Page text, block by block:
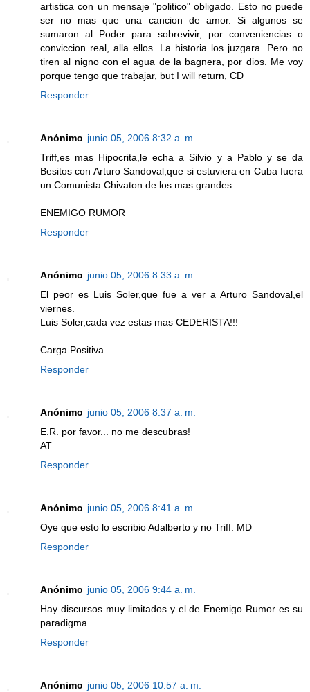
artistica con un mensaje "politico" obligado. Esto no puede
ser no mas que una cancion de amor. Si algunos se
sumaron al Poder para sobrevivir, por conveniencias o
conviccion real, alla ellos. La historia los juzgara. Pero no
tiren al nigno con el agua de la bagnera, por dios. Me voy
porque tengo que trabajar, but I will return, CD
Responder
Anónimo junio 05, 2006 8:32 a. m.
Triff,es mas Hipocrita,le echa a Silvio y a Pablo y se da
Besitos con Arturo Sandoval,que si estuviera en Cuba fuera
un Comunista Chivaton de los mas grandes.
ENEMIGO RUMOR
Responder
Anónimo junio 05, 2006 8:33 a. m.
El peor es Luis Soler,que fue a ver a Arturo Sandoval,el
viernes.
Luis Soler,cada vez estas mas CEDERISTA!!!
Carga Positiva
Responder
Anónimo junio 05, 2006 8:37 a. m.
E.R. por favor... no me descubras!
AT
Responder
Anónimo junio 05, 2006 8:41 a. m.
Oye que esto lo escribio Adalberto y no Triff. MD
Responder
Anónimo junio 05, 2006 9:44 a. m.
Hay discursos muy limitados y el de Enemigo Rumor es su
paradigma.
Responder
Anónimo junio 05, 2006 10:57 a. m.